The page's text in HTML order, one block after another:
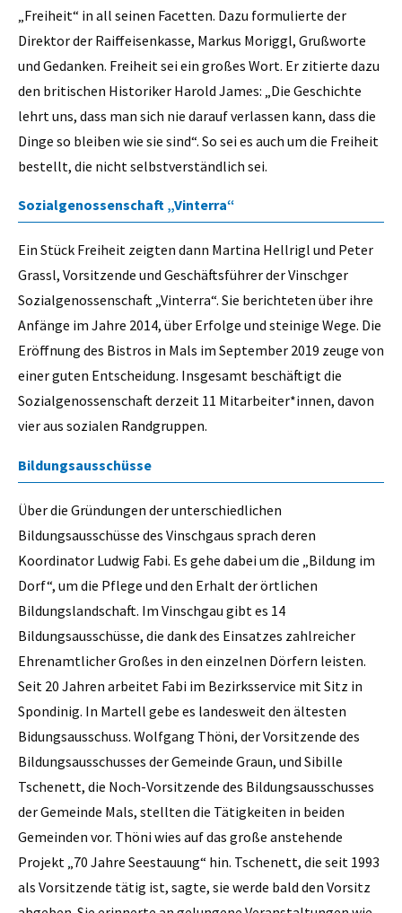
„Freiheit“ in all seinen Facetten. Dazu formulierte der
Direktor der Raiffeisenkasse, Markus Moriggl, Grußworte
und Gedanken. Freiheit sei ein großes Wort. Er zitierte dazu
den britischen Historiker Harold James: „Die Geschichte
lehrt uns, dass man sich nie darauf verlassen kann, dass die
Dinge so bleiben wie sie sind“. So sei es auch um die Freiheit
bestellt, die nicht selbstverständlich sei.
Sozialgenossenschaft „Vinterra“
Ein Stück Freiheit zeigten dann Martina Hellrigl und Peter
Grassl, Vorsitzende und Geschäftsführer der Vinschger
Sozialgenossenschaft „Vinterra“. Sie berichteten über ihre
Anfänge im Jahre 2014, über Erfolge und steinige Wege. Die
Eröffnung des Bistros in Mals im September 2019 zeuge von
einer guten Entscheidung. Insgesamt beschäftigt die
Sozialgenossenschaft derzeit 11 Mitarbeiter*innen, davon
vier aus sozialen Randgruppen.
Bildungsausschüsse
Über die Gründungen der unterschiedlichen
Bildungsausschüsse des Vinschgaus sprach deren
Koordinator Ludwig Fabi. Es gehe dabei um die „Bildung im
Dorf“, um die Pflege und den Erhalt der örtlichen
Bildungslandschaft. Im Vinschgau gibt es 14
Bildungsausschüsse, die dank des Einsatzes zahlreicher
Ehrenamtlicher Großes in den einzelnen Dörfern leisten.
Seit 20 Jahren arbeitet Fabi im Bezirksservice mit Sitz in
Spondinig. In Martell gebe es landesweit den ältesten
Bidungsausschuss. Wolfgang Thöni, der Vorsitzende des
Bildungsausschusses der Gemeinde Graun, und Sibille
Tschenett, die Noch-Vorsitzende des Bildungsausschusses
der Gemeinde Mals, stellten die Tätigkeiten in beiden
Gemeinden vor. Thöni wies auf das große anstehende
Projekt „70 Jahre Seestauung“ hin. Tschenett, die seit 1993
als Vorsitzende tätig ist, sagte, sie werde bald den Vorsitz